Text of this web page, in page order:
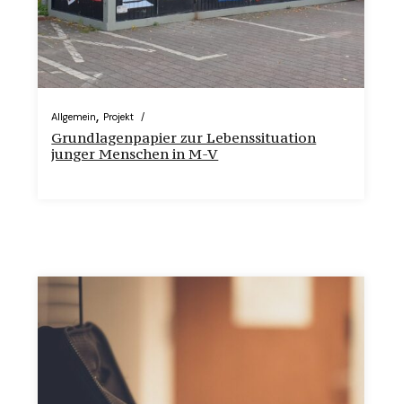
Allgemein Projekt
Grundlagenpapier zur Lebenssituation
junger Menschen in M-V